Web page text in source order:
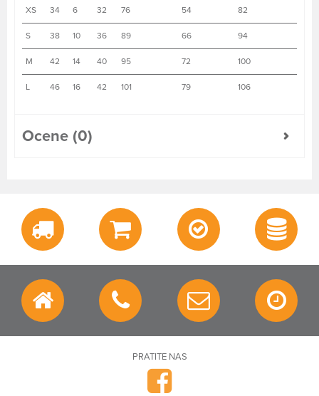
XS 34 6 32 76 54 82
S 38 10 36 89 66 94
M 42 14 40 95 72 100
L 46 16 42 101 79 106
Ocene (0)
PRATITE NAS